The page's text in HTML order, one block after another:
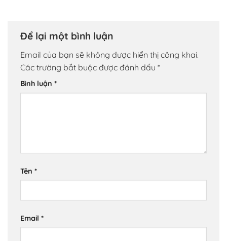
Để lại một bình luận
Email của bạn sẽ không được hiển thị công khai.
Các trường bắt buộc được đánh dấu *
Bình luận *
Tên *
Email *